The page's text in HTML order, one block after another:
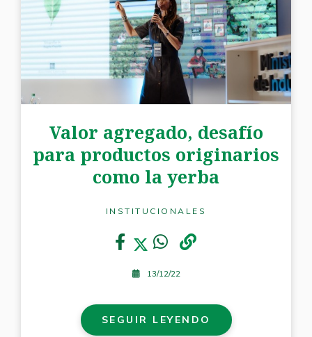
Valor agregado, desafío
para productos originarios
como la yerba
INSTITUCIONALES
13/12/22
SEGUIR LEYENDO